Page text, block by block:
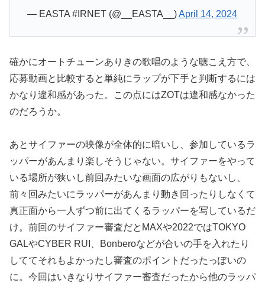
— EASTA #IRNET (@__EASTA__)April 14, 2024
確かにオートチューンありきの歌唱のような聴こえ方で、
応募動画と比較すると単純にラップが下手と判断するには
かなり違和感があった。この点にはZOTは違和感なかった
のだろうか。
あとサイファーの映像が全体的に暗いし、参加しているラ
ッパーがあんまり楽しそうじゃない。サイファーをやって
いる場所が狭いし前回みたいな画面の広がりもないし、
前々回みたいにラッパーがあんまり動き回ったりしなくて
真正面から一人ずつ前に出てくるラッパーを写しているだ
け。前回のサイファー審査だとMAXや2022ではTOKYO
GALやCYBER RUI、Bonberoなどが合いの手を入れたり
しててそれもよかったし審査のポイントだったっぽいの
に。今回はいきなりサイファー審査だったから他のラッパ